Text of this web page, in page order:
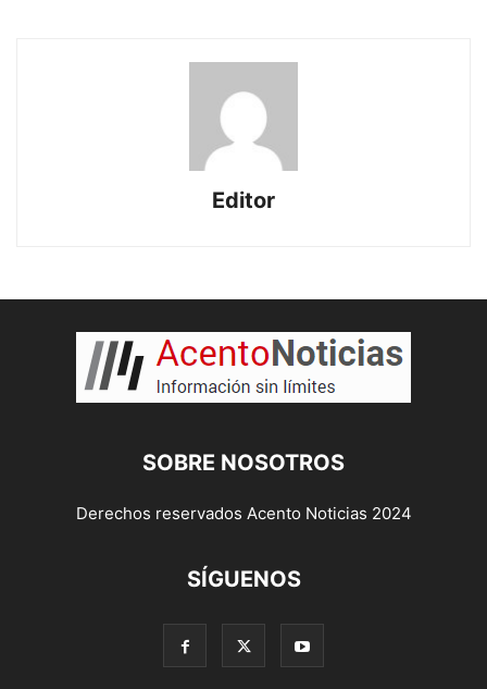
Editor
SOBRE NOSOTROS
Derechos reservados Acento Noticias 2024
SÍGUENOS